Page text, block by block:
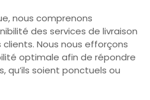
nous comprenons
des services de livraison
Nous nous efforçons
optimale afin de répondre
qu’ils soient ponctuels ou